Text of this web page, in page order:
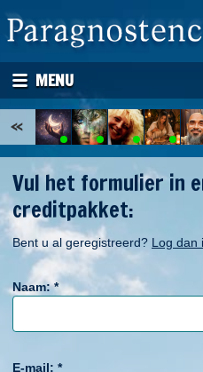
MENU
Vul het formulier in
creditpakket:
Bent u al geregistreerd? Log dan
Naam:*
E-mail: *